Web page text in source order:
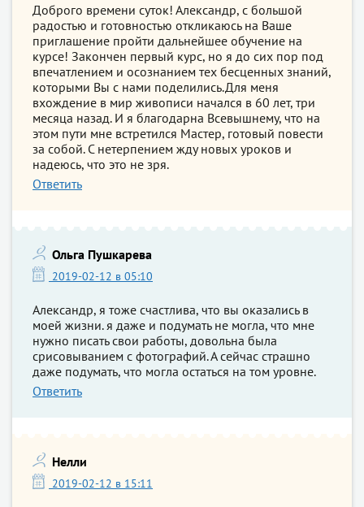
Доброго времени суток! Александр, с большой
радостью и готовностью откликаюсь на Ваше
приглашение пройти дальнейшее обучение на
курсе! Закончен первый курс, но я до сих пор под
впечатлением и осознанием тех бесценных знаний,
которыми Вы с нами поделились.Для меня
вхождение в мир живописи начался в 60 лет, три
месяца назад. И я благодарна Всевышнему, что на
этом пути мне встретился Мастер, готовый повести
за собой. С нетерпением жду новых уроков и
надеюсь, что это не зря.
Ответить
Ольга Пушкарева
2019-02-12 в 05:10
Александр, я тоже счастлива, что вы оказались в
моей жизни. я даже и подумать не могла, что мне
нужно писать свои работы, довольна была
срисовыванием с фотографий. А сейчас страшно
даже подумать, что могла остаться на том уровне.
Ответить
Нелли
2019-02-12 в 15:11